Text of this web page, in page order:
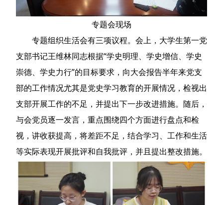
专题会现场
专题组织生活会有三项议程。会上，大学生第一党
支部书记王维林同志根据“学史明理、学史增信、学史
崇德、学史力行”的目标要求，向大会报告半年来党支
部的工作情况尤其是党史学习教育的开展情况，检视出
支部开展工作的不足，并提出下一步改进措施。随后，
与会党员逐一发言，重点围绕四个方面进行盘点和检
视，讲收获提高，将差距不足，结合学习、工作和生活
等实际表现开展批评和自我批评，并且提出整改措施。